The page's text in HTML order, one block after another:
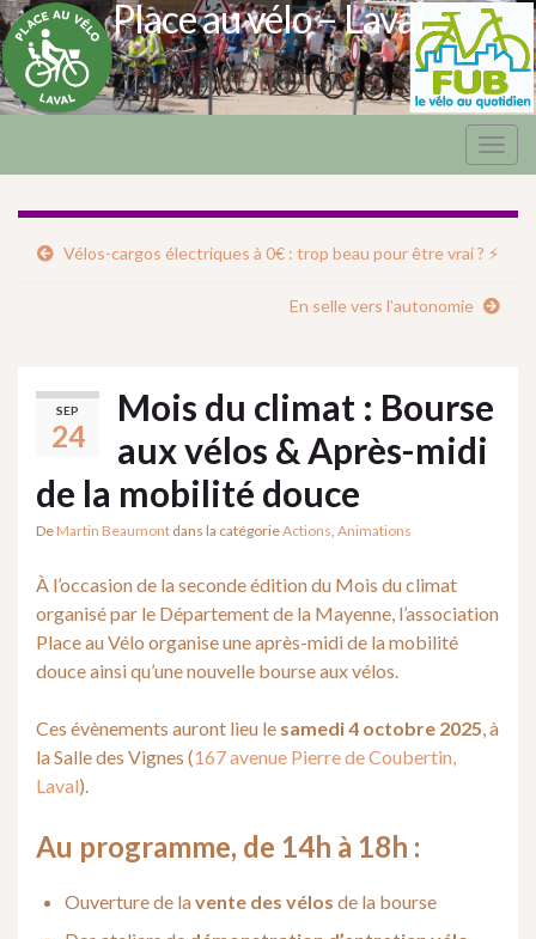
Place au vélo – Laval
Vélos-cargos électriques à 0€ : trop beau pour être vrai ? ⚡
En selle vers l’autonomie
SEP
24
Mois du climat : Bourse
aux vélos & Après-midi
de la mobilité douce
De Martin Beaumont dans la catégorieActions Animations
À l’occasion de la seconde édition du Mois du climat
organisé par le Département de la Mayenne, l’association
Place au Vélo organise une après-midi de la mobilité
douce ainsi qu’une nouvelle bourse aux vélos.
Ces évènements auront lieu le samedi 4 octobre 2025 , à
la Salle des Vignes (167 avenue Pierre de Coubertin,
Laval).
Au programme, de 14h à 18h :
Ouverture de lavente des vélos de la bourse